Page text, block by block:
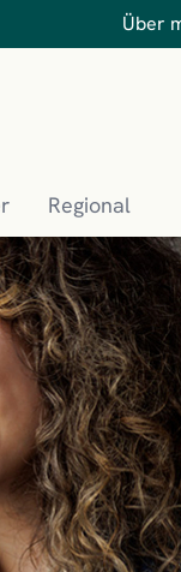
Über
Regional